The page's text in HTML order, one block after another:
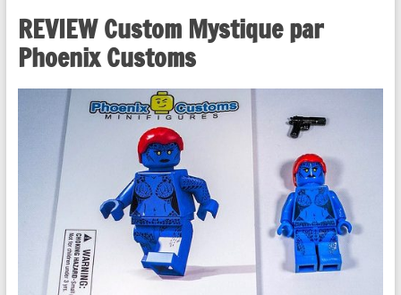
REVIEW Custom Mystique par
Phoenix Customs